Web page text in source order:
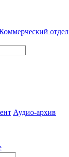
отдел
Аудио-архив